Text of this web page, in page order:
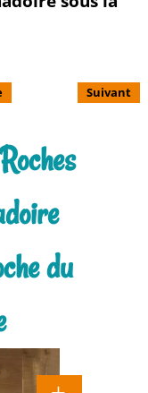
Suivant
du